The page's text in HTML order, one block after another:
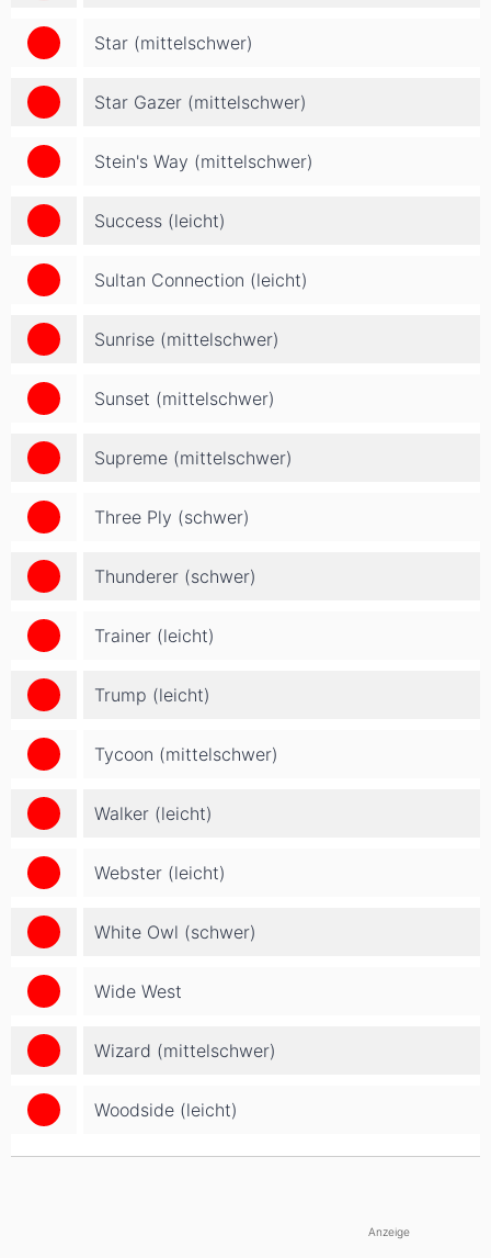
Star (mittelschwer)
Star Gazer (mittelschwer)
Stein's Way (mittelschwer)
Success (leicht)
Sultan Connection (leicht)
Sunrise (mittelschwer)
Sunset (mittelschwer)
Supreme (mittelschwer)
Three Ply (schwer)
Thunderer (schwer)
Trainer (leicht)
Trump (leicht)
Tycoon (mittelschwer)
Walker (leicht)
Webster (leicht)
White Owl (schwer)
Wide West
Wizard (mittelschwer)
Woodside (leicht)
Anzeige